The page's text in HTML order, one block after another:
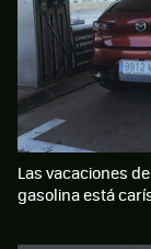
Las vacaciones
gasolina está